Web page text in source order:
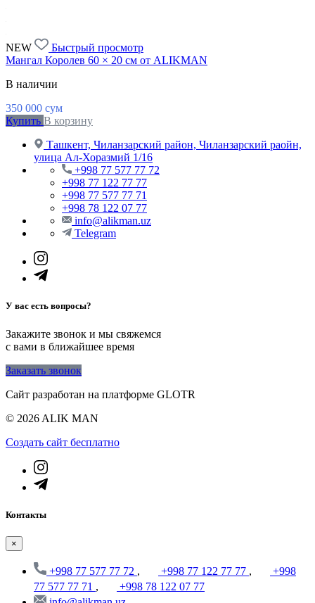
NEW
Быстрый просмотр
Мангал Королев 60 × 20 см от ALIKMAN
В наличии
350 000 сум
Купить В корзину
Ташкент, Чиланзарский район, Чиланзарский раойн,
улица Ал-Хоразмий 1/16
+998 77 577 77 72
+998 77 122 77 77
+998 77 577 77 71
+998 78 122 07 77
info@alikman.uz
Telegram
У вас есть вопросы?
Закажите звонок и мы свяжемся
с вами в ближайшее время
Заказать звонок
Сайт разработан на платформе GLOTR
© 2026 ALIK MAN
Создать cайт бесплатно
Контакты
×
+998 77 577 77 72 , +998 77 122 77 77 ,
+998
77 577 77 71 ,
+998 78 122 07 77